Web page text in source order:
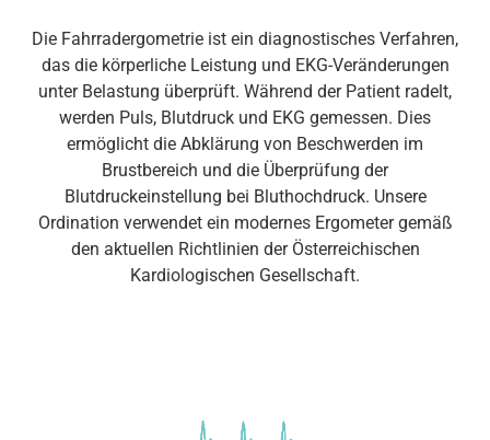
Die Fahrradergometrie ist ein diagnostisches Verfahren,
das die körperliche Leistung und EKG-Veränderungen
unter Belastung überprüft. Während der Patient radelt,
werden Puls, Blutdruck und EKG gemessen. Dies
ermöglicht die Abklärung von Beschwerden im
Brustbereich und die Überprüfung der
Blutdruckeinstellung bei Bluthochdruck. Unsere
Ordination verwendet ein modernes Ergometer gemäß
den aktuellen Richtlinien der Österreichischen
Kardiologischen Gesellschaft.